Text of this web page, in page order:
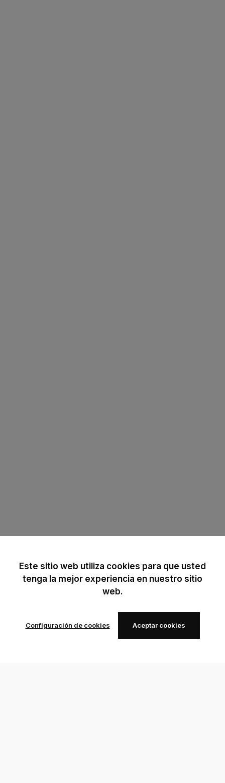
Este sitio web utiliza cookies para que usted
tenga la mejor experiencia en nuestro sitio
web.
Configuración de cookies Aceptar cookies